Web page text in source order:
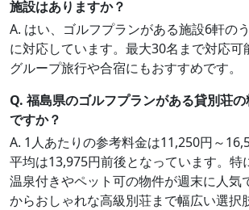
施設はありますか？
A. はい、ゴルフプランがある施設6軒の
に対応しています。最大30名まで対応可
グループ旅行や合宿にもおすすめです。
Q. 福島県のゴルフプランがある貸別荘
ですか？
A. 1人あたりの参考料金は11,250円～
平均は13,975円前後となっています。特
温泉付きやペット可の物件が週末に人気
からおしゃれな高級別荘まで幅広い選択